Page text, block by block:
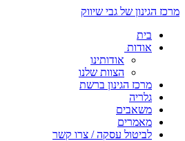
מרכז הגינון של גבי שיווק
בית
אודות
אודותינו
הצוות שלנו
מרכז הגינון ברשת
גלריה
משאבים
מאמרים
לביטול עסקה / צרו קשר